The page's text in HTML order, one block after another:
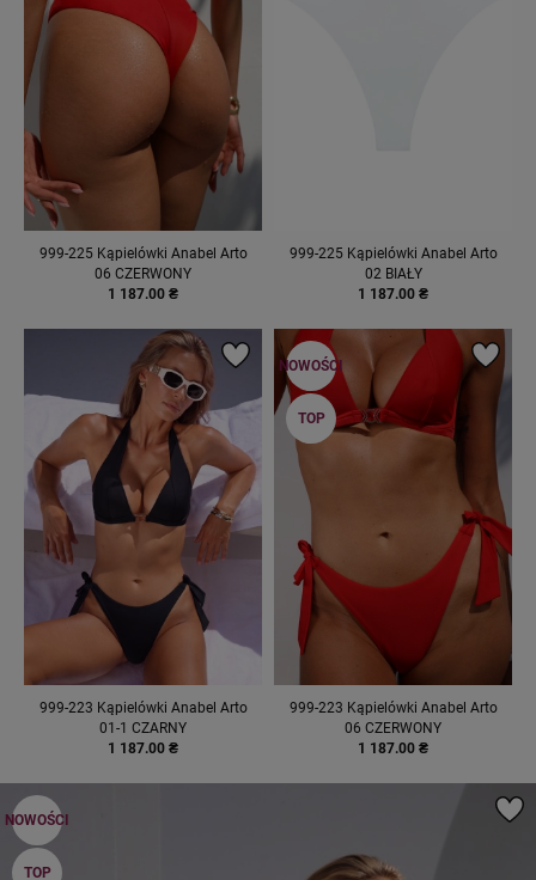
999-225 Kąpielówki Anabel Arto
06 CZERWONY
1 187.00 ₴
999-225 Kąpielówki Anabel Arto
02 BIAŁY
1 187.00 ₴
999-223 Kąpielówki Anabel Arto
01-1 CZARNY
1 187.00 ₴
999-223 Kąpielówki Anabel Arto
06 CZERWONY
1 187.00 ₴
NOWOŚCI
TOP
NOWOŚCI
TOP